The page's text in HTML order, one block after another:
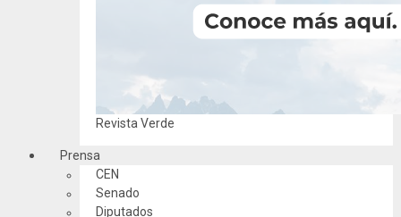
Revista Verde
Prensa
CEN
Senado
Diputados